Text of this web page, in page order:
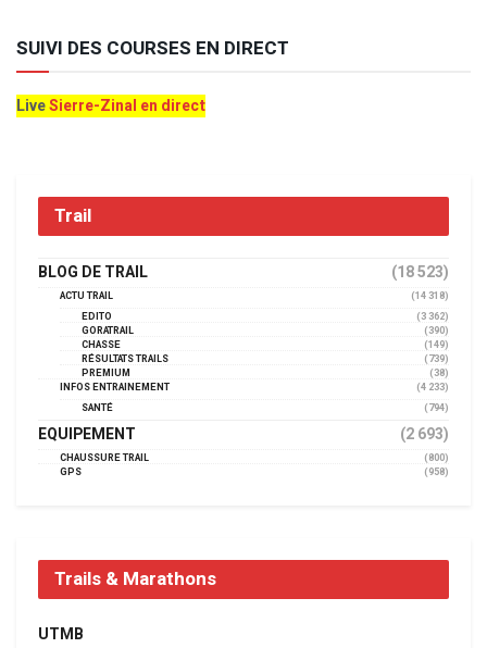
SUIVI DES COURSES EN DIRECT
LiveSierre-Zinal en direct
Trail
BLOG DE TRAIL (18 523)
ACTU TRAIL
(14 318)
EDITO
(3 362)
GORATRAIL
(390)
CHASSE
(149)
RÉSULTATS TRAILS
(739)
PREMIUM
(38)
INFOS ENTRAINEMENT
(4 233)
SANTÉ
(794)
EQUIPEMENT (2 693)
CHAUSSURE TRAIL
(800)
GPS
(958)
Trails & Marathons
UTMB